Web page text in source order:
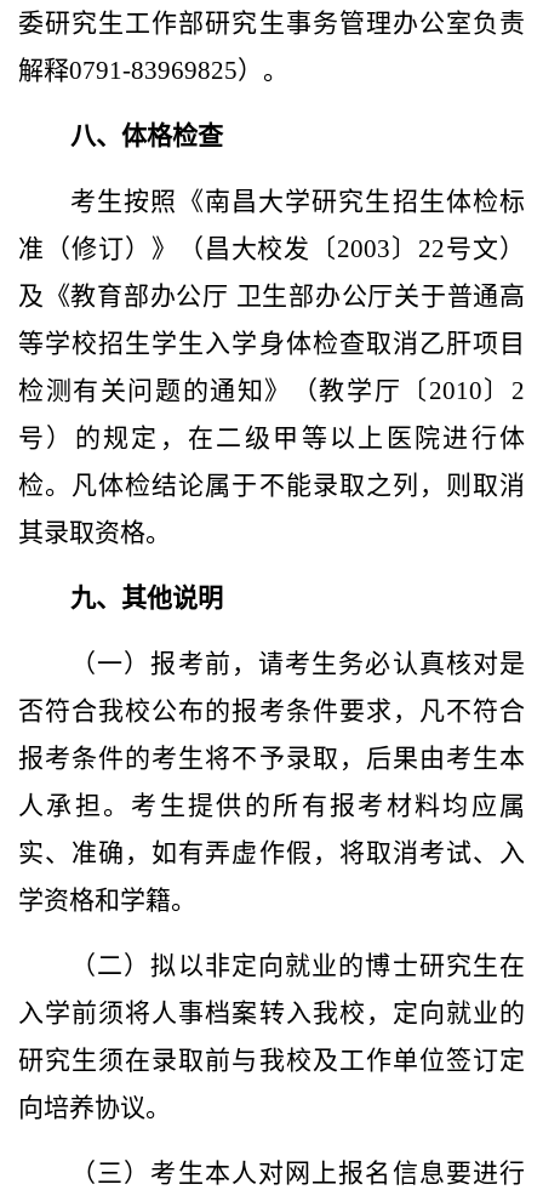
委研究生工作部研究生事务管理办公室负责
解释0791-83969825）。
八、体格检查
考生按照《南昌大学研究生招生体检标
准（修订）》（昌大校发〔2003〕22号文）
及《教育部办公厅 卫生部办公厅关于普通高
等学校招生学生入学身体检查取消乙肝项目
检测有关问题的通知》（教学厅〔2010〕2
号）的规定，在二级甲等以上医院进行体
检。凡体检结论属于不能录取之列，则取消
其录取资格。
九、其他说明
（一）报考前，请考生务必认真核对是
否符合我校公布的报考条件要求，凡不符合
报考条件的考生将不予录取，后果由考生本
人承担。考生提供的所有报考材料均应属
实、准确，如有弄虚作假，将取消考试、入
学资格和学籍。
（二）拟以非定向就业的博士研究生在
入学前须将人事档案转入我校，定向就业的
研究生须在录取前与我校及工作单位签订定
向培养协议。
（三） 考生本人对网上报名信息要进行